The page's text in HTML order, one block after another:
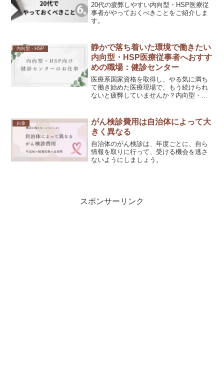
20代の疲弊しやすい内向型・HSP医療従
事者がやっておくべきことをご紹介しま
す。
内向型・HSP
静かで落ち着いた環境で働きたい
内向型・HSP医療従事者へおすす
めの職場：健診センター
医療系国家資格を取得し、やる気に満ち
て働き始めた医療現場で、もう続けられ
ないと疲弊していませんか？内向型・
センターでの仕事は、計画通りに行わ
れ、過度のプレッシャーが少...
お金
がん検診費用は自治体によって大
きく異なる
自治体のがん検診は、年度ごとに、自ら
情報を取りに行って、受ける機会を逃さ
ないようにしましょう。
スポンサーリンク